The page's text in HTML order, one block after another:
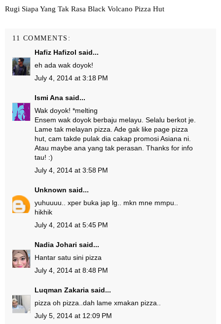
Rugi Siapa Yang Tak Rasa Black Volcano Pizza Hut
11 COMMENTS:
Hafiz Hafizol said...
eh ada wak doyok!
July 4, 2014 at 3:18 PM
Ismi Ana said...
Wak doyok! *melting
Ensem wak doyok berbaju melayu. Selalu berkot je.
Lame tak melayan pizza. Ade gak like page pizza
hut, cam takde pulak dia cakap promosi Asiana ni.
Atau maybe ana yang tak perasan. Thanks for info
tau! :)
July 4, 2014 at 3:58 PM
Unknown said...
yuhuuuu.. xper buka jap lg.. mkn mne mmpu..
hikhik
July 4, 2014 at 5:45 PM
Nadia Johari said...
Hantar satu sini pizza
July 4, 2014 at 8:48 PM
Luqman Zakaria said...
pizza oh pizza..dah lame xmakan pizza..
July 5, 2014 at 12:09 PM